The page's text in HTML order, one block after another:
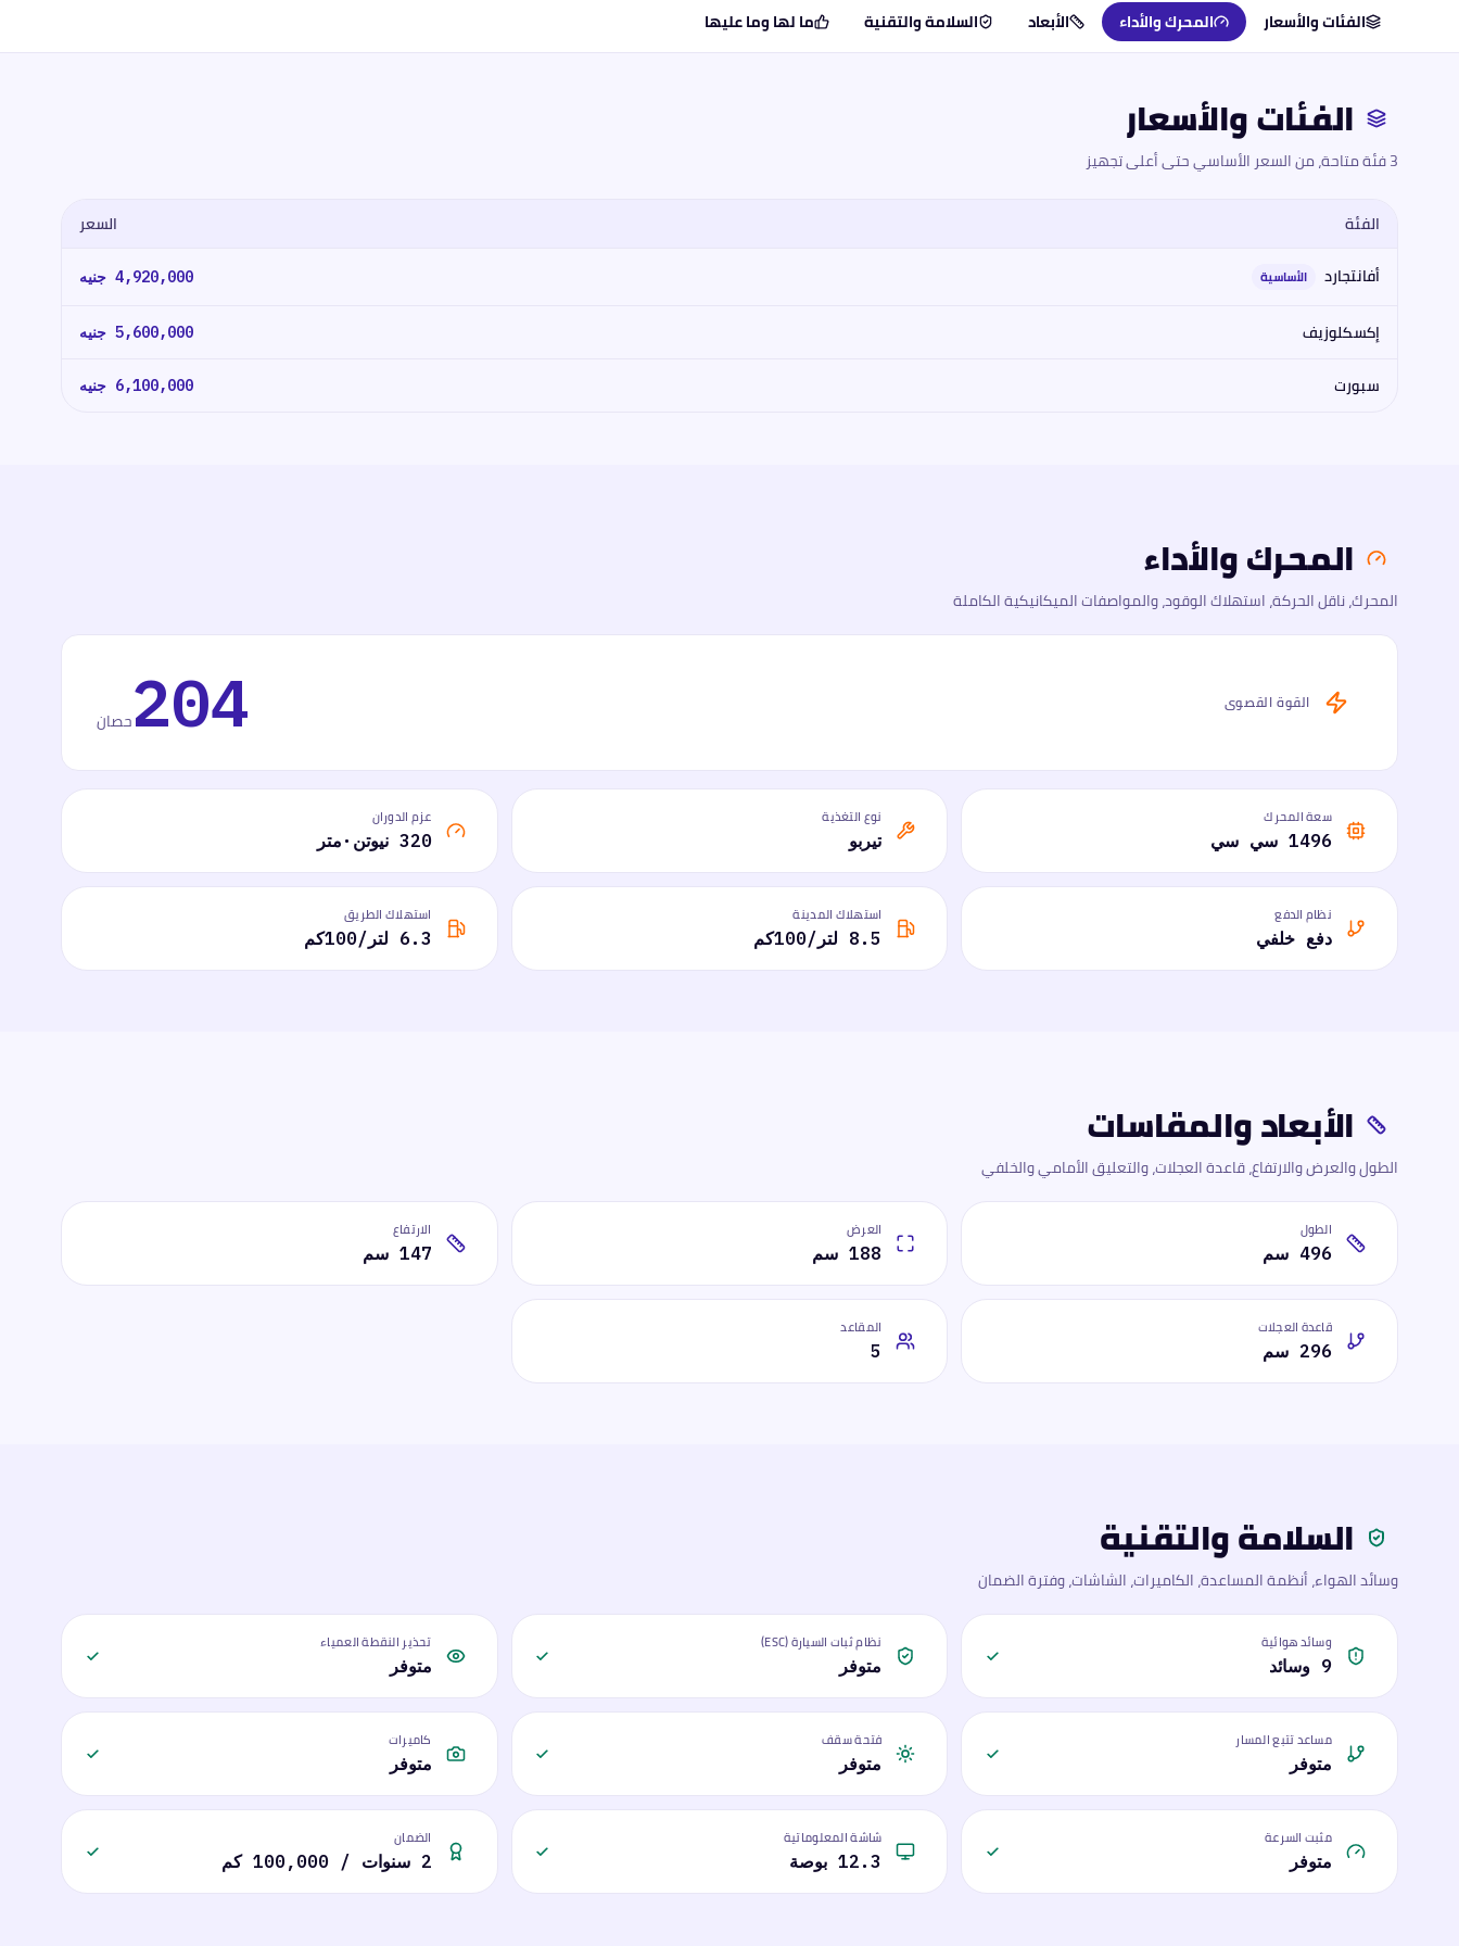
الفئات والأسعار المحرك والأداء الأبعاد السلامة والتقنية ما لها وما عليها
الفئات والأسعار
3 فئة متاحة، من السعر الأساسي حتى أعلى تجهيز
الفئة
السعر
أفانتجارد
الأساسية 4,920,000 جنيه
إكسكلوزيف 5,600,000 جنيه
سبورت 6,100,000 جنيه
المحرك والأداء
المحرك، ناقل الحركة، استهلاك الوقود، والمواصفات الميكانيكية الكاملة
القوة القصوى 204حصان
سعة المحرك
1496 سي سي
نوع التغذية
تيربو
عزم الدوران
320 نيوتن·متر
نظام الدفع
دفع خلفي
استهلاك المدينة
8.5 لتر/100كم
استهلاك الطريق
6.3 لتر/100كم
الأبعاد والمقاسات
الطول والعرض والارتفاع، قاعدة العجلات، والتعليق الأمامي والخلفي
الطول
496 سم
العرض
188 سم
الارتفاع
147 سم
قاعدة العجلات
296 سم
المقاعد
5
السلامة والتقنية
وسائد الهواء، أنظمة المساعدة، الكاميرات، الشاشات، وفترة الضمان
وسائد هوائية
9 وسائد
نظام ثبات السيارة (ESC)
متوفر
تحذير النقطة العمياء
متوفر
مساعد تتبع المسار
متوفر
فتحة سقف
متوفر
كاميرات
متوفر
مثبت السرعة
متوفر
شاشة المعلوماتية
12.3 بوصة
الضمان
2 سنوات / 100,000 كم